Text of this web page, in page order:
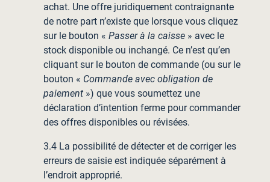
achat. Une offre juridiquement contraignante
de notre part n’existe que lorsque vous cliquez
sur le bouton « Passer à la caisse » avec le
stock disponible ou inchangé. Ce n’est qu’en
cliquant sur le bouton de commande (ou sur le
bouton « Commande avec obligation de
paiement ») que vous soumettez une
déclaration d’intention ferme pour commander
des offres disponibles ou révisées.
3.4 La possibilité de détecter et de corriger les
erreurs de saisie est indiquée séparément à
l’endroit approprié.